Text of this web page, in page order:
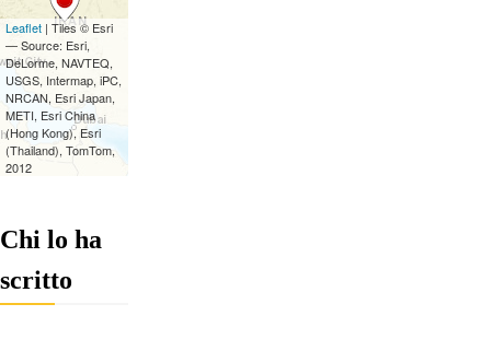
Chi lo ha
scritto